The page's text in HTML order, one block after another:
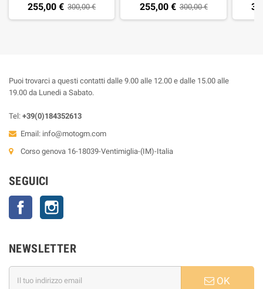
255,00 € 300,00 € 255,00 € 300,00 €
Puoi trovarci a questi contatti dalle 9.00 alle 12.00 e dalle 15.00 alle
19.00 da Lunedi a Sabato.
Tel: +39(0)184352613
Email: info@motogm.com
Corso genova 16-18039-Ventimiglia-(IM)-Italia
SEGUICI
Facebook
NEWSLETTER
OK